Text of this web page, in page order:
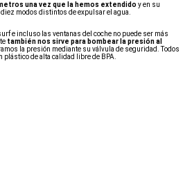
una vez que la hemos extendido y en su
modos distintos de expulsar el agua.
e incluso las ventanas del coche no puede ser más
también nos sirve para bombear la presión al
la presión mediante su válvula de seguridad. Todos
de alta calidad libre de BPA.